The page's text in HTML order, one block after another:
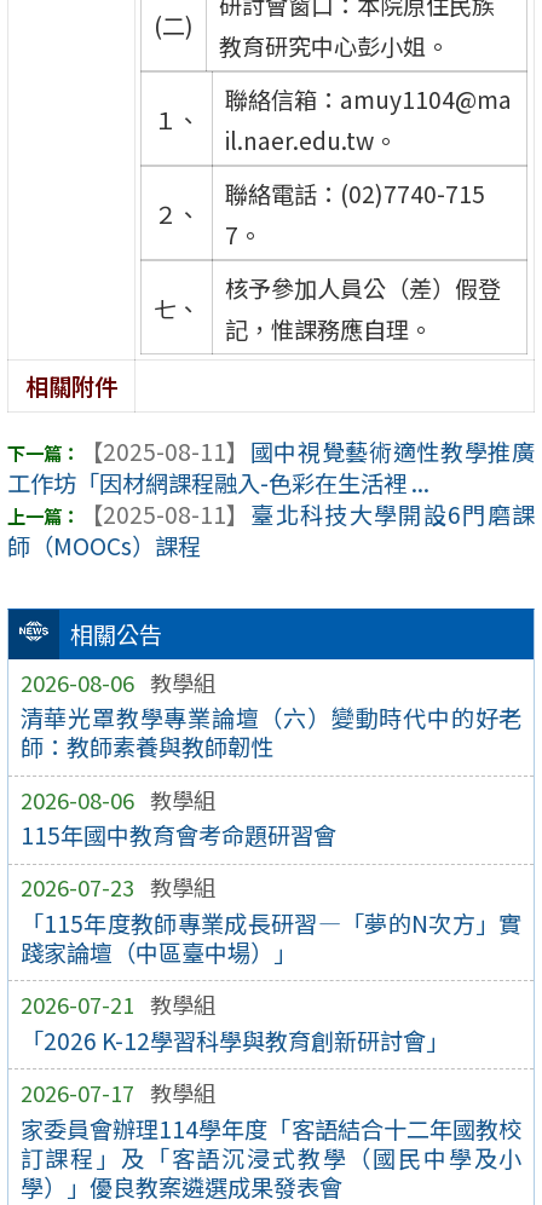
相關公告
2026-08-06 教學組
清華光罩教學專業論壇（六）變動時代中的好老
師：教師素養與教師韌性
2026-08-06 教學組
115年國中教育會考命題研習會
2026-07-23 教學組
「115年度教師專業成長研習—「夢的N次方」實
踐家論壇（中區臺中場）」
2026-07-21 教學組
「2026 K-12學習科學與教育創新研討會」
2026-07-17 教學組
家委員會辦理114學年度「客語結合十二年國教校
訂課程」及「客語沉浸式教學（國民中學及小
學）」優良教案遴選成果發表會
(二)
教育研究中心彭小姐。
１、
聯絡信箱：amuy1104@ma
il.naer.edu.tw。
２、
聯絡電話：(02)7740-715
7。
七、
核予參加人員公（差）假登
記，惟課務應自理。
相關附件
【2025-08-11】 國中視覺藝術適性教學推廣
工作坊「因材網課程融入-色彩在生活裡 ...
【2025-08-11】 臺北科技大學開設6門磨課
師（MOOCs）課程